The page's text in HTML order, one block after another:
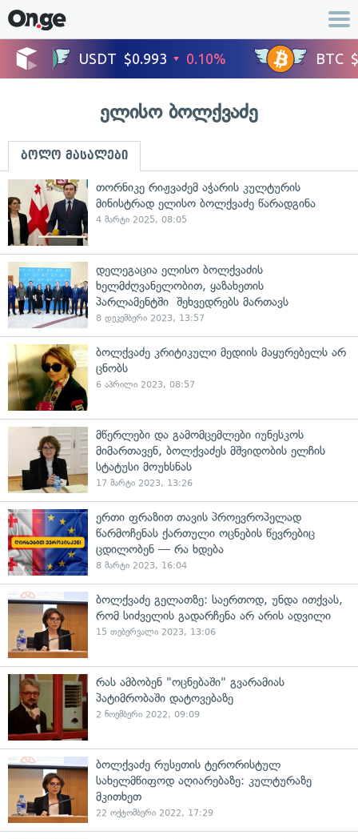
ელისო ბოლქვაძე
ბოლო მასალები
თორნიკე რიჟვაძემ აჭარის კულტურის
მინისტრად ელისო ბოლქვაძე წარადგინა
4 მარტი 2025, 08:05
დელეგაცია ელისო ბოლქვაძის
ხელმძღვანელობით, ყაზახეთის
პარლამენტში შეხვედრებს მართავს
8 დეკემბერი 2023, 13:57
ბოლქვაძე კრიტიკული მედიის მაყურებელს არ
ცნობს
6 აპრილი 2023, 08:57
მწერლები და გამომცემლები იუნესკოს
მიმართავენ, ბოლქვაძეს მშვიდობის ელჩის
სტატუსი მოუხსნას
17 მარტი 2023, 13:26
ერთი ფრაზით თავის პროევროპელად
წარმოჩენას ქართული ოცნების წევრებიც
ცდილობენ — რა ხდება
8 მარტი 2023, 16:04
ბოლქვაძე გელათზე: საერთოდ, უნდა ითქვას,
რომ სიძველის გადარჩენა არ არის ადვილი
15 თებერვალი 2023, 13:06
რას ამბობენ "ოცნებაში" გვარამიას
პატიმრობაში დატოვებაზე
2 ნოემბერი 2022, 09:09
ბოლქვაძე რუსეთის ტერორისტულ
სახელმწიფოდ აღიარებაზე: კულტურაზე
მკითხეთ
22 ოქტომბერი 2022, 17:29